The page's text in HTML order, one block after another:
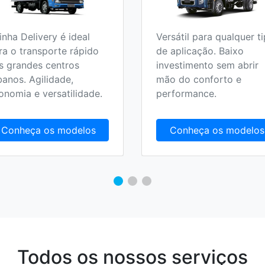
para qualquer tipo
aplicação. Baixo
sem abrir
do conforto e
Conheça os modelos
Versatilidade,
economia. Seja qual for
seu trajeto, urbano,
rodoviário ou fora de
estrada.
Conheça os modelos
Todos os nossos serviços